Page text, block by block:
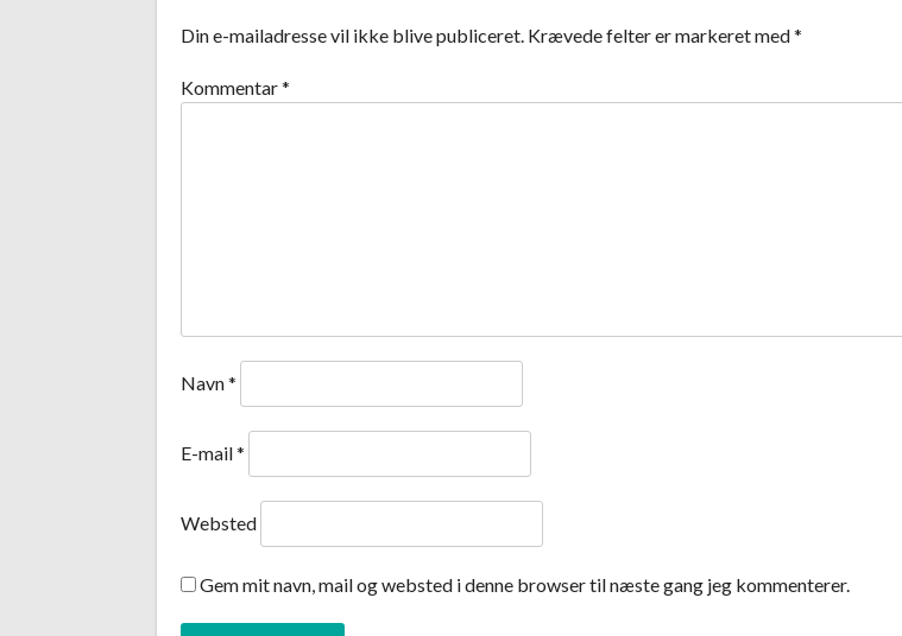
Din e-mailadresse vil ikke blive publiceret. Krævede felter er markeret med*
Kommentar*
Navn*
E-mail*
Websted
Gem mit navn, mail og websted i denne browser til næste gang jeg kommenterer.